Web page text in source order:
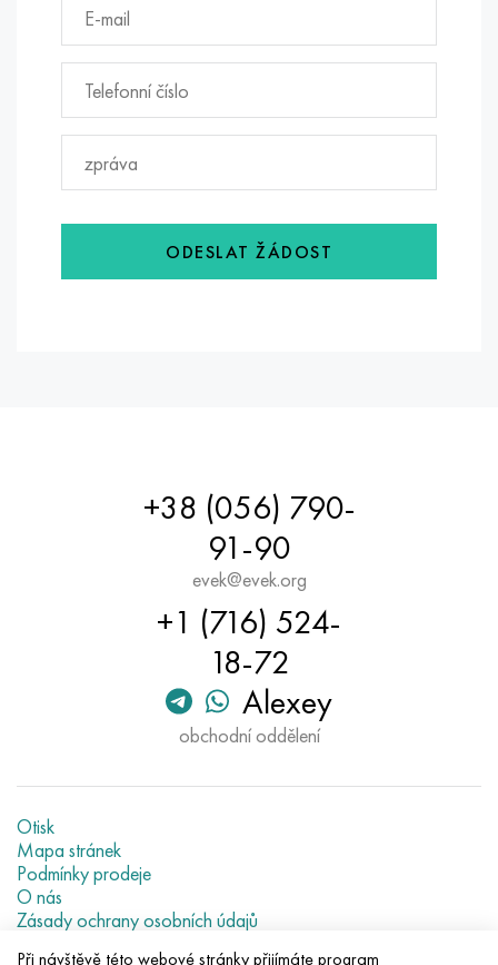
ODESLAT ŽÁDOST
+38 (056) 790-
91-90
evek@evek.org
+1 (716) 524-
18-72
Alexey
obchodní oddělení
Otisk
Mapa stránek
Podmínky prodeje
O nás
Zásady ochrany osobních údajů
Při návštěvě této webové stránky přijímáte program